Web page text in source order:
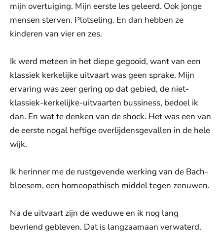
mijn overtuiging. Mijn eerste les geleerd. Ook jonge
mensen sterven. Plotseling. En dan hebben ze
kinderen van vier en zes.
Ik werd meteen in het diepe gegooid, want van een
klassiek kerkelijke uitvaart was geen sprake. Mijn
ervaring was zeer gering op dat gebied, de niet-
klassiek-kerkelijke-uitvaarten bussiness, bedoel ik
dan. En wat te denken van de shock. Het was een van
de eerste nogal heftige overlijdensgevallen in de hele
wijk.
Ik herinner me de rustgevende werking van de Bach-
bloesem, een homeopathisch middel tegen zenuwen.
Na de uitvaart zijn de weduwe en ik nog lang
bevriend gebleven. Dat is langzaamaan verwaterd.